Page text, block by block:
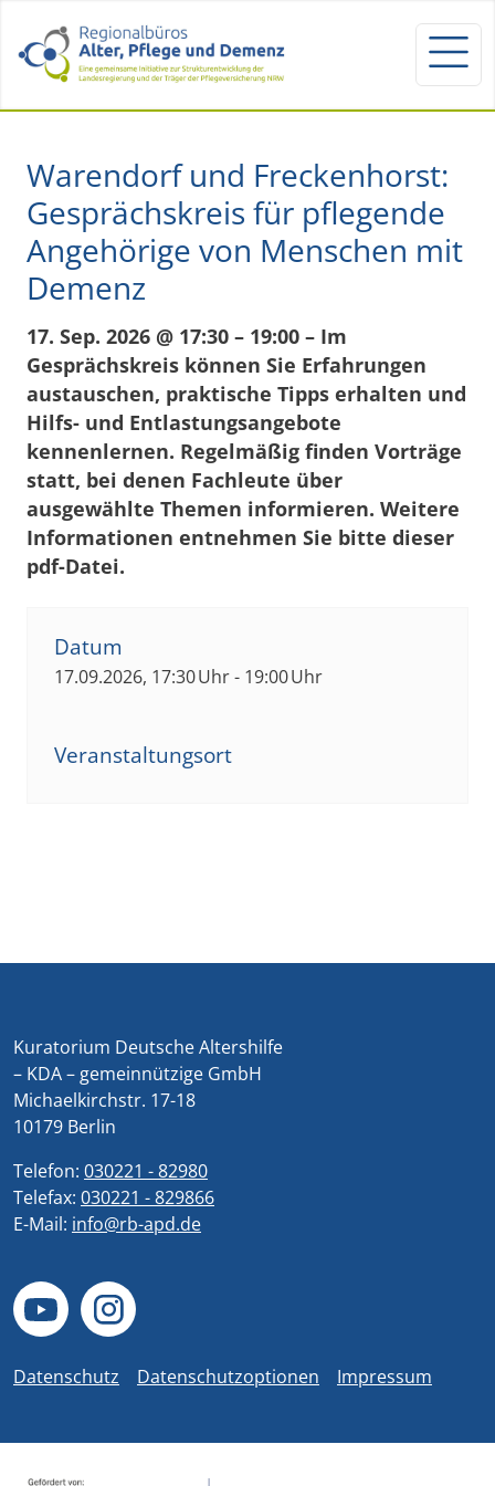
Warendorf und Freckenhorst:
Gesprächskreis für pflegende
Angehörige von Menschen mit
Demenz
17. Sep. 2026 @ 17:30 – 19:00 – Im
Gesprächskreis können Sie Erfahrungen
austauschen, praktische Tipps erhalten und
Hilfs- und Entlastungsangebote
kennenlernen. Regelmäßig finden Vorträge
statt, bei denen Fachleute über
ausgewählte Themen informieren. Weitere
Informationen entnehmen Sie bitte dieser
pdf-Datei.
Datum
17.09.2026, 17:30 Uhr - 19:00 Uhr
Veranstaltungsort
Kuratorium Deutsche Altershilfe
– KDA – gemeinnützige GmbH
Michaelkirchstr. 17-18
10179 Berlin
Telefon: 030221 - 82980
Telefax: 030221 - 829866
E-Mail: info@rb-apd.de
Datenschutz Datenschutzoptionen Impressum